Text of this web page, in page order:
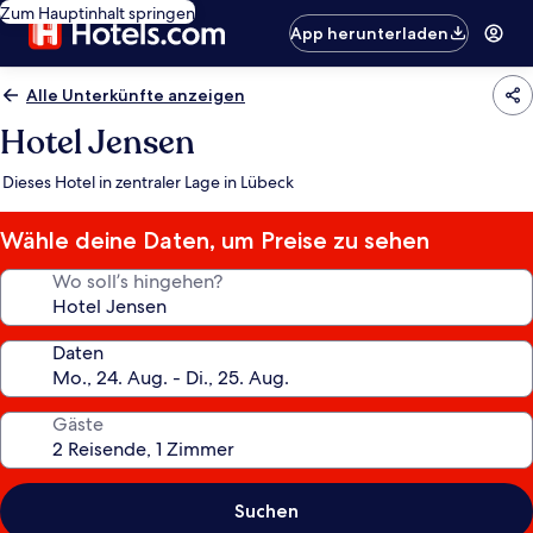
Zum Hauptinhalt springen
App herunterladen
Alle Unterkünfte anzeigen
Hotel Jensen
Dieses Hotel in zentraler Lage in Lübeck
Wähle deine Daten, um Preise zu sehen
Wo soll’s hingehen?
Daten
Gäste
Suchen